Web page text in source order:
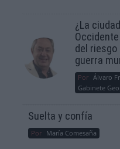
¿La
del riesgo
guerra
Por Álvaro
Gabinete
Suelta y confía
Por María Comesaña